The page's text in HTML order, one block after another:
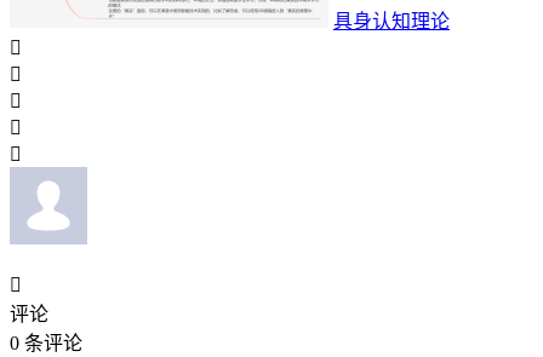
具身认知理论






评论
0 条评论